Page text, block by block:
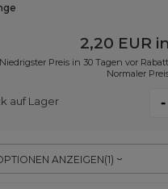
ANZEIGEN(1)
2,20 EUR
Niedrigster Preis in 30 Tagen vor
Normaler
auf Lager -